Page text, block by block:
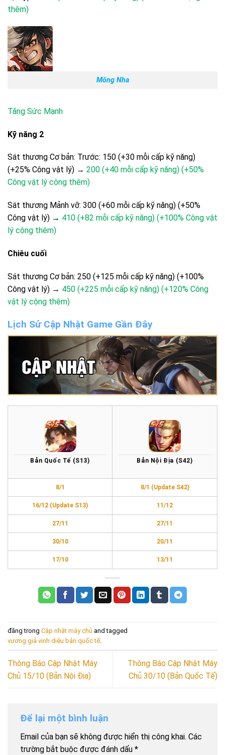
thêm)
Mông Nha
Tăng Sức Mạnh
Kỹ năng 2
Sát thương Cơ bản: Trước: 150 (+30 mỗi cấp kỹ năng)
(+25% Công vật lý) → 200 (+40 mỗi cấp kỹ năng) (+50%
Công vật lý cộng thêm)
Sát thương Mảnh vỡ: 300 (+60 mỗi cấp kỹ năng) (+50%
Công vật lý) → 410 (+82 mỗi cấp kỹ năng) (+100% Công vật
lý cộng thêm)
Chiêu cuối
Sát thương Cơ bản: 250 (+125 mỗi cấp kỹ năng) (+100%
Công vật lý) → 450 (+225 mỗi cấp kỹ năng) (+120% Công
vật lý cộng thêm)
Lịch Sử Cập Nhật Game Gần Đây
Bản Quốc Tế (S13) Bản Nội Địa (S42)
8/1 8/1 (Update S42)
16/12 (Update S13) 11/12
27/11 27/11
30/10 20/11
17/10 13/11
đăng trong Cập nhật máy chủ and tagged
vương giả vinh diệu bản quốc tế.
Thông Báo Cập Nhật Máy
Chủ 15/10 (Bản Nội Địa)
Thông Báo Cập Nhật Máy
Chủ 30/10 (Bản Quốc Tế)
Để lại một bình luận
Email của bạn sẽ không được hiển thị công khai. Các
trường bắt buộc được đánh dấu *